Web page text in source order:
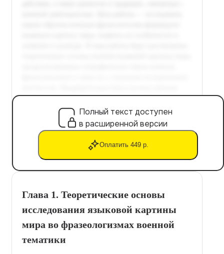
Полный текст доступен
в расширенной версии
Оплатить 449 р.
Глава 1. Теоретические основы
исследования языковой картины
мира во фразеологизмах военной
тематики